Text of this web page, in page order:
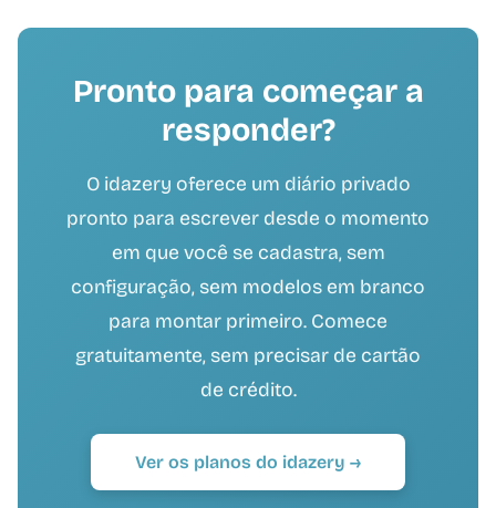
Pronto para começar a
responder?
O idazery oferece um diário privado
pronto para escrever desde o momento
em que você se cadastra, sem
configuração, sem modelos em branco
para montar primeiro. Comece
gratuitamente, sem precisar de cartão
de crédito.
Ver os planos do idazery →